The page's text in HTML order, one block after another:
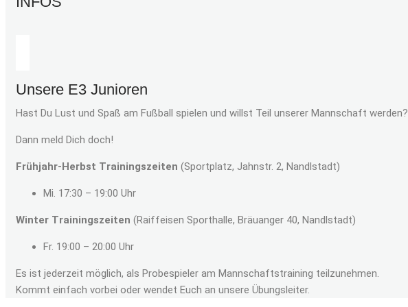
Unsere E3 Junioren
Hast Du Lust und Spaß am Fußball spielen und willst Teil unserer Mannschaft werden?
Dann meld Dich doch!
Frühjahr-Herbst Trainingszeiten (Sportplatz, Jahnstr. 2, Nandlstadt)
Mi. 17:30 – 19:00 Uhr
Winter Trainingszeiten (Raiffeisen Sporthalle, Bräuanger 40, Nandlstadt)
Fr. 19:00 – 20:00 Uhr
Es ist jederzeit möglich, als Probespieler am Mannschaftstraining teilzunehmen.
Kommt einfach vorbei oder wendet Euch an unsere Übungsleiter.